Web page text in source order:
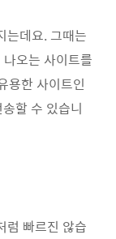
는데요. 그때는
오는 사이트를
용한 사이트인
할 수 있습니
럼 빠르진 않습